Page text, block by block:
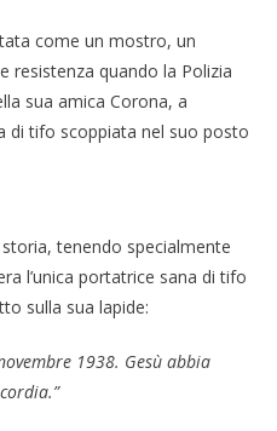
come un mostro, un
resistenza quando la Polizia
sua amica Corona, a
di tifo scoppiata nel suo posto
tenendo specialmente
l’unica portatrice sana di tifo
sulla sua lapide:
1938. Gesù abbia